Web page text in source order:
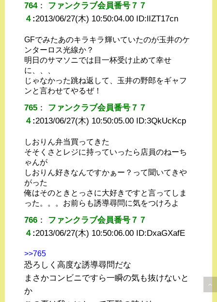
764： ファンクラブ会員番号７７
４ :2013/06/27(木) 10:50:04.00 ID:lIZT17cn
GFでみたあのキラキラ輝いていたのが玉井のケ
ンターロス光線か？
明日のサマソニでは目一杯受け止めて幸せ
に、、、
じゃなかった跳ね返して、玉井の野郎をギャフ
ンと言わせてやるぜ！
765 ： ファンクラブ会員番号７７
４ :2013/06/27(木) 10:50:05.00 ID:3QkUcKcp
しおりん弁当買ってきた
そそくさとレジに持っていったら店員のねーち
ゃんが
しおりん好きなんですかぁー？って聞いてきや
がった
俺はそのときとっさに大好きですと言ってしま
った。。。お前らも誘導尋問に気をつけろよ
766 ： ファンクラブ会員番号７７
４ :2013/06/27(木) 10:50:06.00 ID:DxaGXafE
>>765
恐ろしく高度な誘導尋問だな
まさかコンビニですら一瞬の気も抜けないと
か